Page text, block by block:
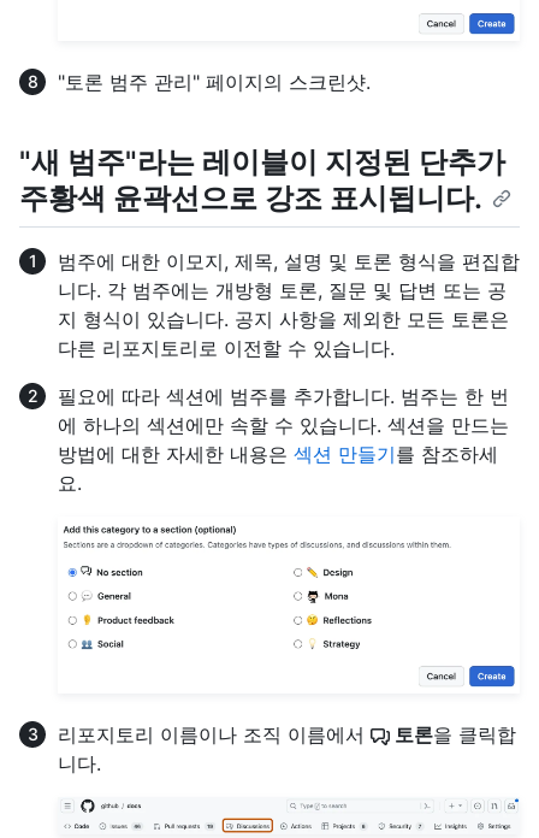
"토론 범주 관리" 페이지의 스크린샷.
"새 범주"라는 레이블이 지정된 단추가
주황색 윤곽선으로 강조 표시됩니다.
범주에 대한 이모지, 제목, 설명 및 토론 형식을 편집합
니다. 각 범주에는 개방형 토론, 질문 및 답변 또는 공
지 형식이 있습니다. 공지 사항을 제외한 모든 토론은
다른 리포지토리로 이전할 수 있습니다.
필요에 따라 섹션에 범주를 추가합니다. 범주는 한 번
에 하나의 섹션에만 속할 수 있습니다. 섹션을 만드는
방법에 대한 자세한 내용은 섹션 만들기를 참조하세
요.
리포지토리 이름이나 조직 이름에서 토론을 클릭합
니다.